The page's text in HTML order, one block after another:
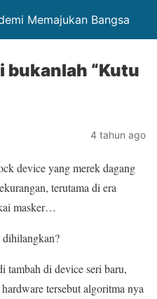
Memajukan Bangsa
bukanlah “Kutu
4 tahun ago
device yang merek dagang
terutama di era
masker…
tambah di device seri baru,
tersebut algoritma nya